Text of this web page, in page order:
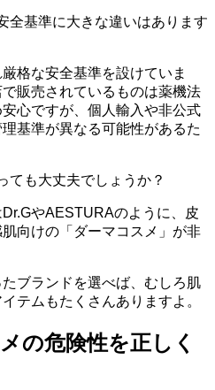
全基準に大きな違いはあります
格な安全基準を設けていま
販売されているものは薬機法
心ですが、個人輸入や非公式
基準が異なる可能性があるた
ても大丈夫でしょうか？
やAESTURAのように、皮
向けの「ダーマコスメ」が非
ブランドを選べば、むしろ肌
テムもたくさんありますよ。
の危険性を正しく